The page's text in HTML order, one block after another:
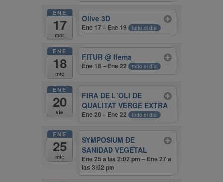
ENE
17
mar
Olive 3D
Ene 17 – Ene 19 todo el día
ENE
18
mié
FITUR@ Ifema
Ene 18 – Ene 22 todo el día
ENE
20
vie
FIRA DE L´OLI DE
QUALITAT VERGE EXTRA
Ene 20 – Ene 22 todo el día
ENE
25
mié
SYMPOSIUM DE
SANIDAD VEGETAL
Ene 25 a las 2:02 pm – Ene 27 a
las 3:02 pm